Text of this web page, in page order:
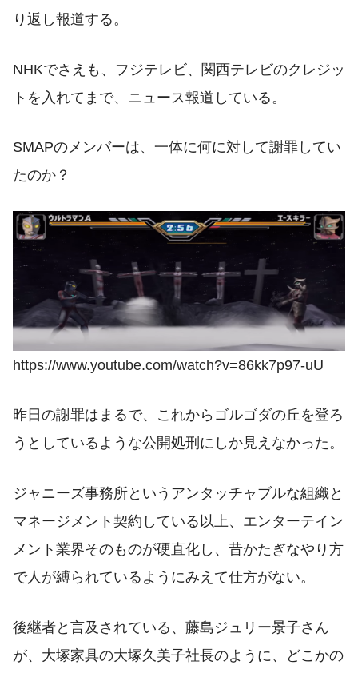
り返し報道する。
NHKでさえも、フジテレビ、関西テレビのクレジッ
トを入れてまで、ニュース報道している。
SMAPのメンバーは、一体に何に対して謝罪してい
たのか？
https://www.youtube.com/watch?v=86kk7p97-uU
昨日の謝罪はまるで、これからゴルゴダの丘を登ろ
うとしているような公開処刑にしか見えなかった。
ジャニーズ事務所というアンタッチャブルな組織と
マネージメント契約している以上、エンターテイン
メント業界そのものが硬直化し、昔かたぎなやり方
で人が縛られているようにみえて仕方がない。
後継者と言及されている、藤島ジュリー景子さん
が、大塚家具の大塚久美子社長のように、どこかの